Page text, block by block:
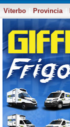
Viterbo
Provincia